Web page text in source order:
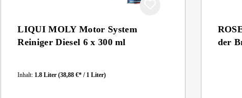
LIQUI MOLY Motor System
Reiniger Diesel 6 x 300 ml
Inhalt: 1.8 Liter(38,88 €* / 1 Liter)
der